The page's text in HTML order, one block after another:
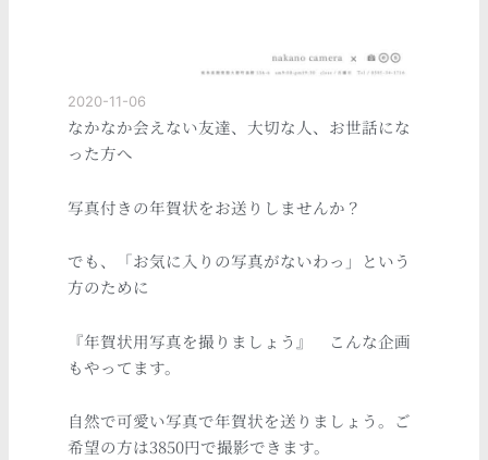
2020-11-06
なかなか会えない友達、大切な人、お世話にな
った方へ
写真付きの年賀状をお送りしませんか？
でも、「お気に入りの写真がないわっ」という
方のために
『年賀状用写真を撮りましょう』 こんな企画
もやってます。
自然で可愛い写真で年賀状を送りましょう。ご
希望の方は3850円で撮影できます。